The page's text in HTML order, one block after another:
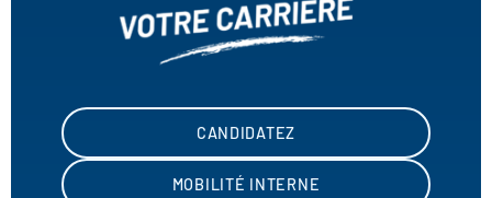
CANDIDATEZ
MOBILITÉ INTERNE